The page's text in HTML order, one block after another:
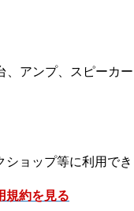
、アンプ、スピーカ
ショップ等に利用で
規約を見る